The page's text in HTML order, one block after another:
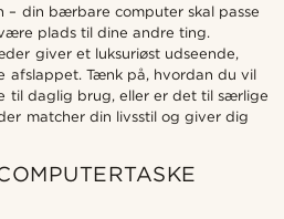
– din bærbare computer skal passe
plads til dine andre ting.
giver et luksuriøst udseende,
afslappet. Tænk på, hvordan du vil
til daglig brug, eller er det til særlige
matcher din livsstil og giver dig